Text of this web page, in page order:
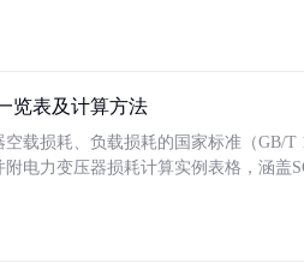
览表及计算方法
载损耗、负载损耗的国家标准（GB/T
电力变压器损耗计算实例表格，涵盖